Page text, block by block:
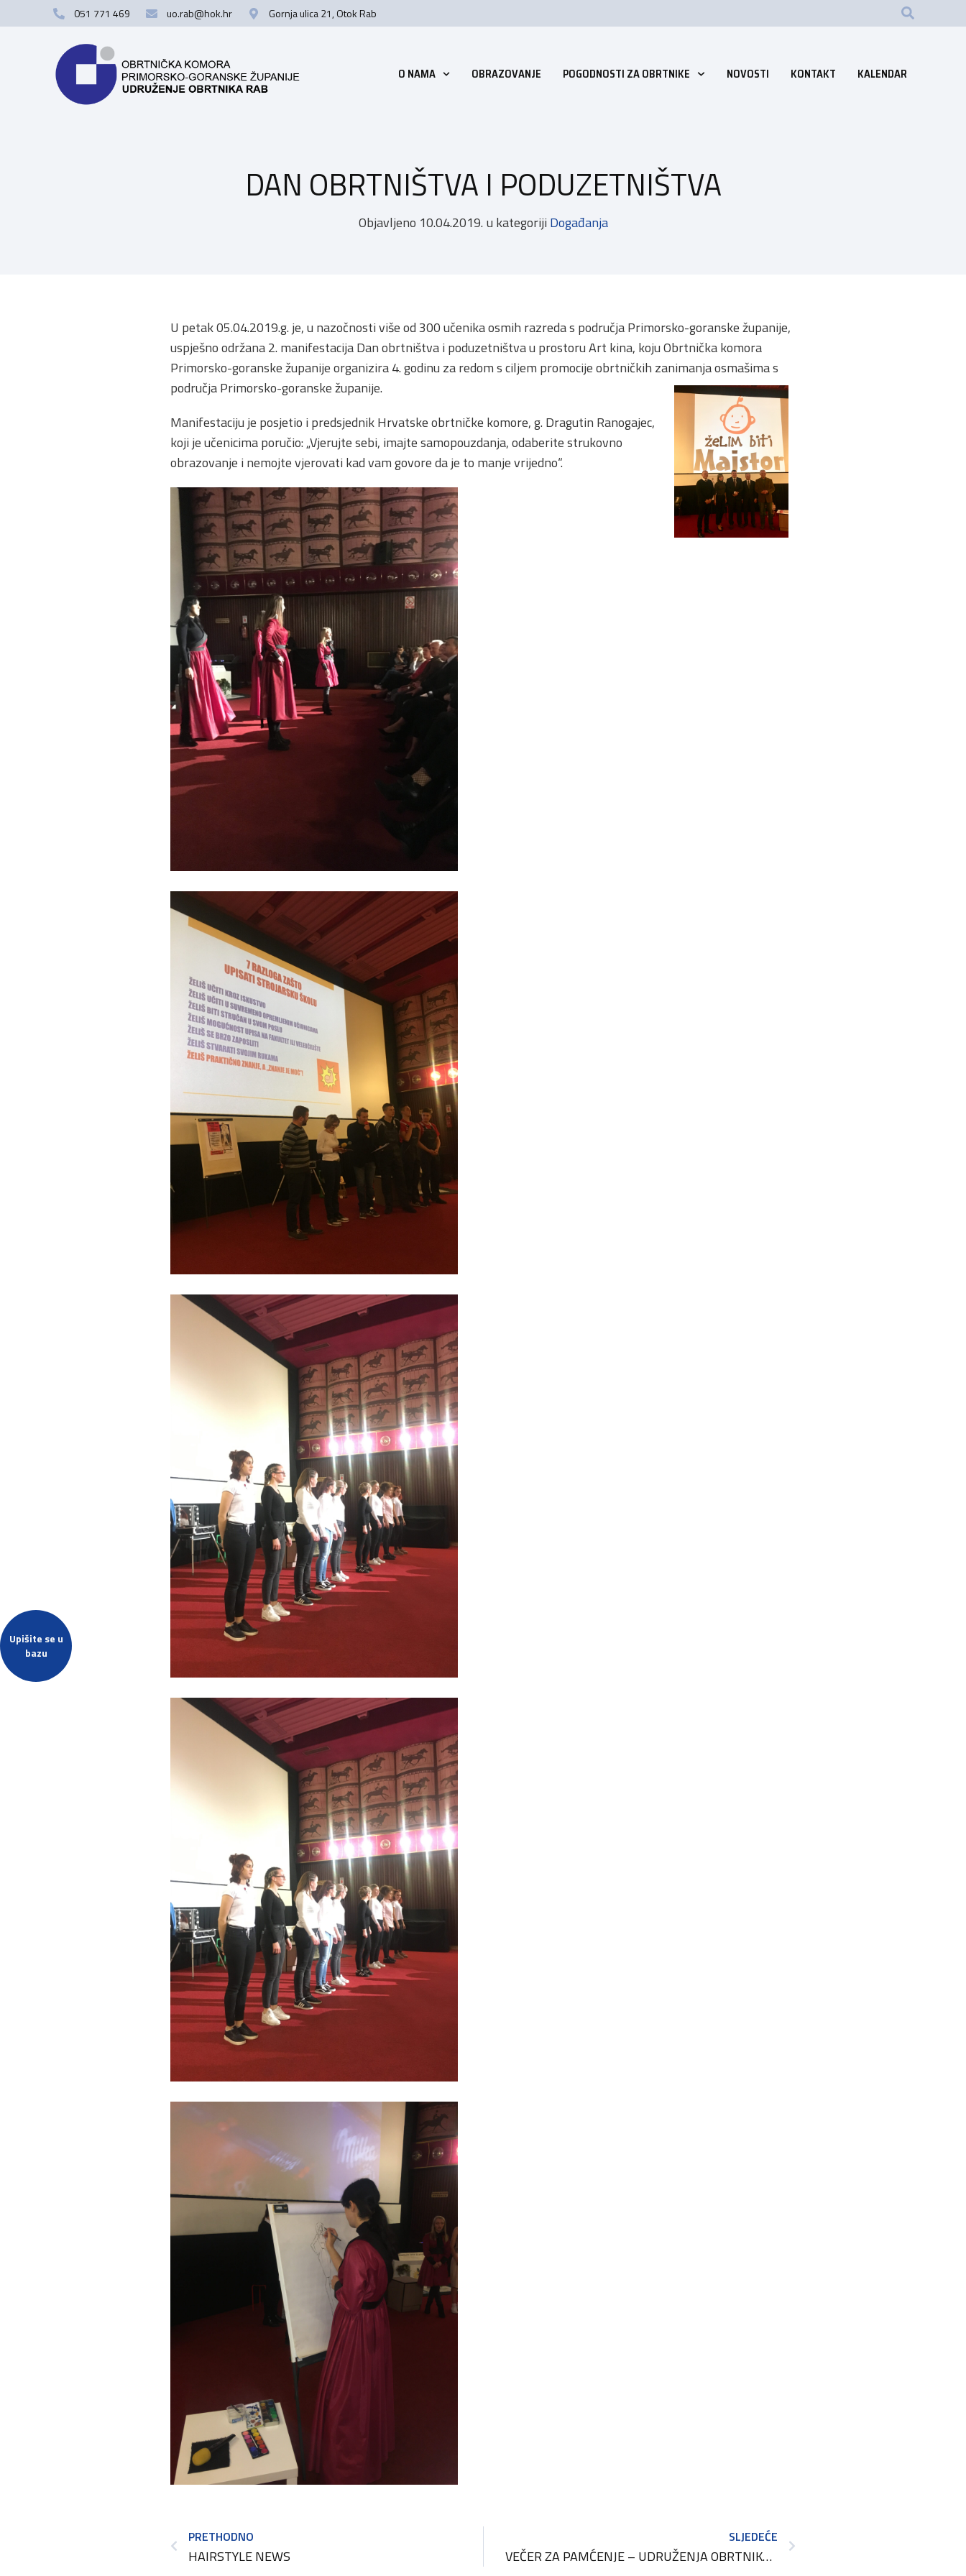
Upišite se u
bazu
051 771 469 uo.rab@hok.hr Gornja ulica 21, Otok Rab
O NAMA OBRAZOVANJE POGODNOSTI ZA OBRTNIKE NOVOSTI KONTAKT KALENDAR
DAN OBRTNIŠTVA I PODUZETNIŠTVA
Objavljeno 10.04.2019. u kategoriji Događanja
U petak 05.04.2019.g. je, u nazočnosti više od 300 učenika osmih razreda s područja Primorsko-goranske županije,
uspješno održana 2. manifestacija Dan obrtništva i poduzetništva u prostoru Art kina, koju Obrtnička komora
Primorsko-goranske županije organizira 4. godinu za redom s ciljem promocije obrtničkih zanimanja osmašima s
područja Primorsko-goranske županije.
Manifestaciju je posjetio i predsjednik Hrvatske obrtničke komore, g. Dragutin Ranogajec,
koji je učenicima poručio: „Vjerujte sebi, imajte samopouzdanja, odaberite strukovno
obrazovanje i nemojte vjerovati kad vam govore da je to manje vrijedno“.
PRETHODNO
HAIRSTYLE NEWS
SLJEDEĆE
VEČER ZA PAMĆENJE – UDRUŽENJA OBRTNIKA OPATIJA SVEČANO JE PROSLAVILO 50. GODINA USPJEŠNOG RADA